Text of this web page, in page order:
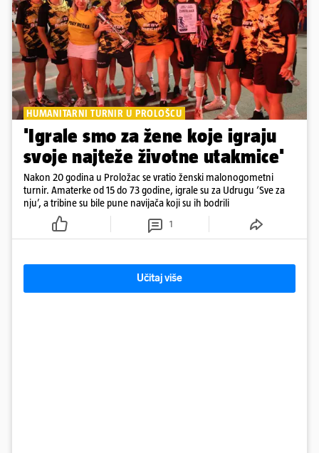
HUMANITARNI TURNIR U PROLOŠCU
'Igrale smo za žene koje igraju
svoje najteže životne utakmice'
Nakon 20 godina u Proložac se vratio ženski malonogometni
turnir. Amaterke od 15 do 73 godine, igrale su za Udrugu ‘Sve za
nju’, a tribine su bile pune navijača koji su ih bodrili
1
Učitaj više